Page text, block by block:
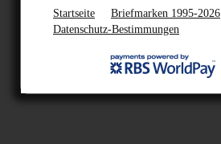
Startseite Briefmarken 1995-2026
Datenschutz-Bestimmungen